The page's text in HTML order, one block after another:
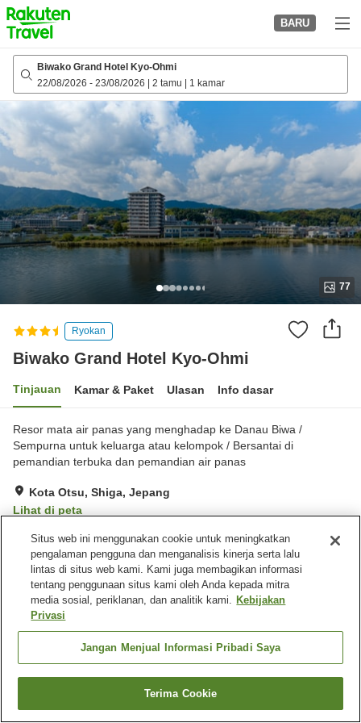
to
top
page
BARU
Biwako Grand Hotel Kyo-Ohmi
22/08/2026 - 23/08/2026 2 tamu 1 kamar
77
Ryokan
Biwako Grand Hotel Kyo-Ohmi
Tinjauan Kamar & Paket Ulasan Info dasar
Resor mata air panas yang menghadap ke Danau Biwa /
Sempurna untuk keluarga atau kelompok / Bersantai di
pemandian terbuka dan pemandian air panas
Kota Otsu, Shiga, Jepang
Lihat di peta
Sangat baik Ulasan: 174
Fasilitas properti
Tempat parkir
Spa / Salon kecantikan
Lounge
Beranda Jepang Shiga
Kota Otsu
Biwako Grand Hotel Kyo-Ohmi
Cari kamar
Situs web ini menggunakan cookie untuk meningkatkan
pengalaman pengguna dan menganalisis kinerja serta lalu
lintas di situs web kami. Kami juga membagikan informasi
tentang penggunaan situs kami oleh Anda kepada mitra
media sosial, periklanan, dan analitik kami. Kebijakan
Privasi
Jangan Menjual Informasi Pribadi Saya
Terima Cookie